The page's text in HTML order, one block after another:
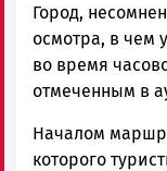
Город,
осмотра, в чем
во время
отмеченным в
Началом
которого